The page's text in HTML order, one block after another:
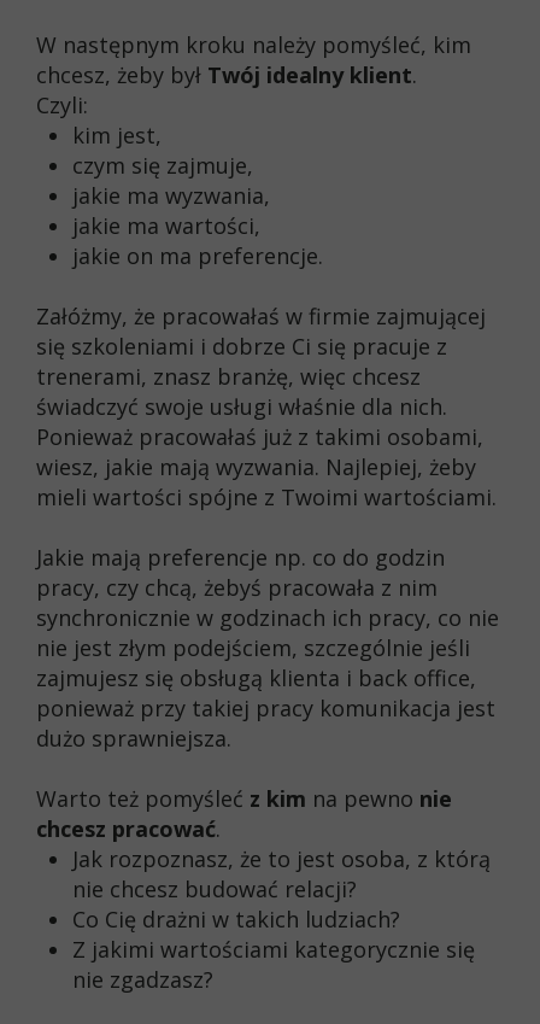
W następnym kroku należy pomyśleć, kim
chcesz, żeby był Twój idealny klient.
Czyli:
kim jest,
czym się zajmuje,
jakie ma wyzwania,
jakie ma wartości,
jakie on ma preferencje.
Załóżmy, że pracowałaś w firmie zajmującej
się szkoleniami i dobrze Ci się pracuje z
trenerami, znasz branżę, więc chcesz
świadczyć swoje usługi właśnie dla nich.
Ponieważ pracowałaś już z takimi osobami,
wiesz, jakie mają wyzwania. Najlepiej, żeby
mieli wartości spójne z Twoimi wartościami.
Jakie mają preferencje np. co do godzin
pracy, czy chcą, żebyś pracowała z nim
synchronicznie w godzinach ich pracy, co nie
nie jest złym podejściem, szczególnie jeśli
zajmujesz się obsługą klienta i back office,
ponieważ przy takiej pracy komunikacja jest
dużo sprawniejsza.
Warto też pomyśleć z kim na pewno nie
chcesz pracować.
Jak rozpoznasz, że to jest osoba, z którą
nie chcesz budować relacji?
Co Cię drażni w takich ludziach?
Z jakimi wartościami kategorycznie się
nie zgadzasz?